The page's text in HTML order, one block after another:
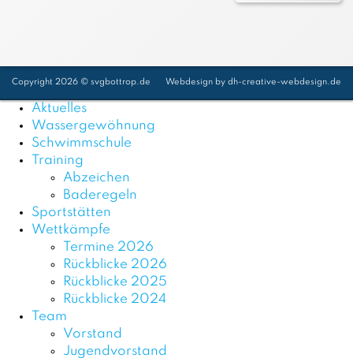
Copyright 2026 © svgbottrop.de Webdesign by dh-creative-webdesign.de
Aktuelles
Wassergewöhnung
Schwimmschule
Training
Abzeichen
Baderegeln
Sportstätten
Wettkämpfe
Termine 2026
Rückblicke 2026
Rückblicke 2025
Rückblicke 2024
Team
Vorstand
Jugendvorstand